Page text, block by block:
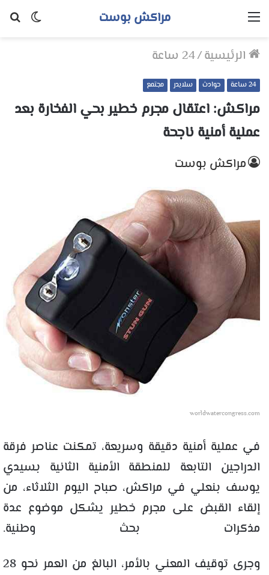
الوضع
مراكش بوست القائمة
الرئيسية/24 ساعة
24 ساعة حوادث سلايدر مجتمع
مراكش: اعتقال مجرم خطير بحي الفخارة بعد
عملية أمنية ناجحة
مراكش بوست
worldwatercongress.com
في عملية أمنية دقيقة وسريعة، تمكنت عناصر فرقة
الدراجين التابعة للمنطقة الأمنية الثانية بسيدي
يوسف بنعلي في مراكش، صباح اليوم الثلاثاء، من
إلقاء القبض على مجرم خطير يشكل موضوع عدة
مذكرات بحث وطنية.
وجرى توقيف المعني بالأمر، البالغ من العمر نحو 28